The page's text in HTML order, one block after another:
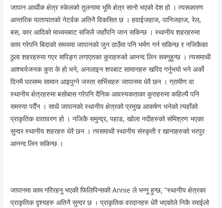
जापान आर्थीक क्षेत्र स्केलको तुलनामा भूमि क्षेत्र सानो भएको देश हो । त्यसकारण
आन्तरिक यातायातको नेटर्वक अतिनै विकसित छ । हवाईजहाज, पानिजहाज, रेल,
बस, कार आदिको माध्यमबाट सजिलै जहाँपनि जान सकिन्छ । स्थानीय शहरहरुमा
काम गरेपनि बिदाको समयमा जापानको जुन ठाउँमा पनि भर्मण गर्न सकिन्छ र नजिकैका
ठुला शहरहरुमा गएर सपिङ्ग लगाएतका कुराहरुको आनन्द लिन सक्नुहुन्छ । त्यसमाथी
आश्चर्यजनक कुरा के हो भने, अनलाइन शपबाट सामानहरु खरिद गर्नुभयो भने अर्को
दिनमै घरसम्म सामान आइपुग्ने जस्ता सर्भिसहरु जापानमा धेरै छन । ग्रामीण वा
स्थानीय क्षेत्रहरुमा बसोबास गरेपनि दैनिक आवस्यकताका कुराहरुमा कहिल्यै पनि
समस्या पर्दैन । साथै जापानको स्थानीय क्षेत्रको प्रमुख आकर्षण भनेको त्यहाँको
प्राकृतिक वातावरण हो । नजिकै समुन्द्र, पहाड, खोला नदीहरुको संमिश्रण भएका
सुन्दर स्थानीय शहरहरु धेरै छन । त्यसमाथी स्थानीय संस्कृती र खानाहरुको भरपुर
आनन्द लिन सकिन्छ ।
जापानमा काम गरिरहनु भएकी फिलिपिन्सकी Annie ले भन्नु हुन्छ, “स्थानीय क्षेत्रका
प्राकृतिक दृश्यहरु अतिनै सुन्दर छ । प्राकृतिक वरदानहरु धेरै भएकोले निकै रमाईलो